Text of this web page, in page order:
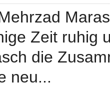
Zeit ruhig
die
neu...